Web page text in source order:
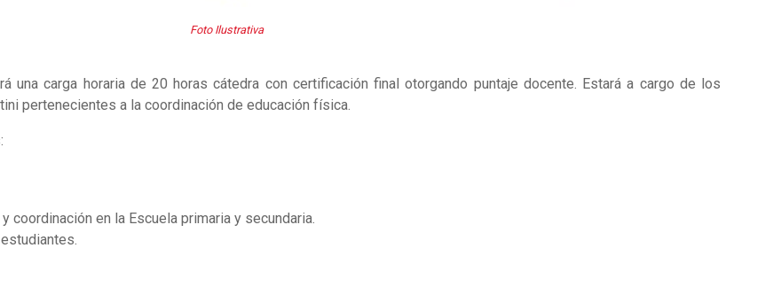
Foto Ilustrativa
una carga horaria de 20 horas cátedra con certificación final otorgando puntaje docente. Estará a cargo de los
pertenecientes a la coordinación de educación física.
en la Escuela primaria y secundaria.